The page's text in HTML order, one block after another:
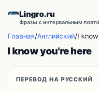
Lingro.ru
Фразы с интервальным
Главная/Английский/I
I know you're here
ПЕРЕВОД НА РУССКИЙ